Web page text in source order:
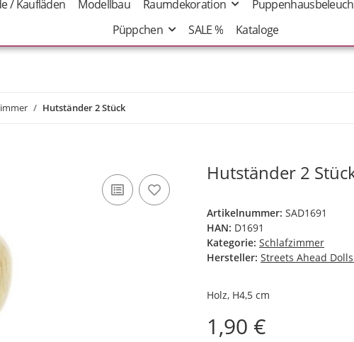
/ Kaufläden Modellbau Raumdekoration
Püppchen
SALE % Kataloge
Hutständer 2 Stück
Hutständer 2
Artikelnummer: SAD1691
HAN: D1691
Kategorie: Schlafzimmer
Hersteller: Streets Ahead
Holz, H4,5 cm
1,90 €